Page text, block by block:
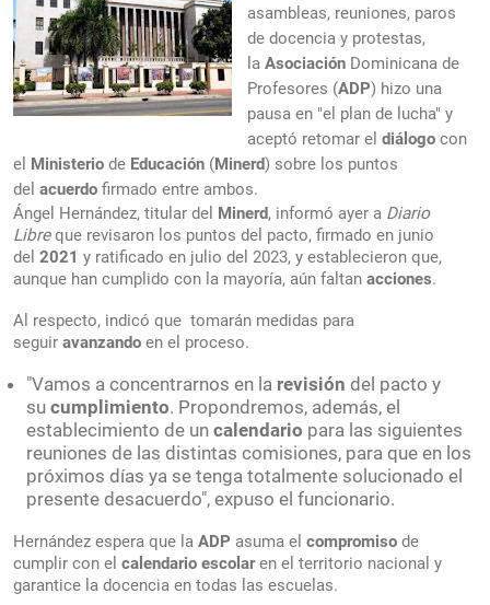
asambleas, reuniones, paros
de docencia y protestas,
la Asociación Dominicana de
Profesores (ADP) hizo una
pausa en "el plan de lucha" y
aceptó retomar el diálogo con
el
Ministerio de Educación (Minerd) sobre los puntos
del acuerdo firmado entre ambos.
Ángel Hernández, titular del
Minerd, informó ayer a Diario
Libreque revisaron los puntos del pacto, firmado en junio
del 2021 y ratificado en julio del 2023, y establecieron que,
aunque han cumplido con la mayoría, aún faltan acciones.
Al respecto, indicó que tomarán medidas para
seguir avanzando en el proceso.
"Vamos a concentrarnos en la revisión del pacto y
su cumplimiento. Propondremos, además, el
establecimiento de un calendario para las siguientes
reuniones de las distintas comisiones, para que en los
próximos días ya se tenga totalmente solucionado el
presente desacuerdo", expuso el funcionario.
Hernández espera que la ADP asuma el compromiso de
cumplir con el calendario escolaren el territorio nacional y
garantice la docencia en todas las escuelas.